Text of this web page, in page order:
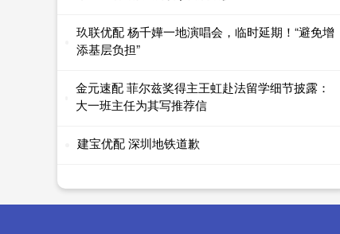
玖联优配 杨千嬅一地演唱会，临时延期！“避免增
添基层负担”
金元速配 菲尔兹奖得主王虹赴法留学细节披露：
大一班主任为其写推荐信
建宝优配 深圳地铁道歉